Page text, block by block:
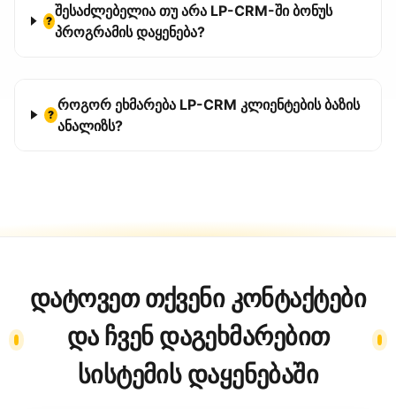
?
შესაძლებელია თუ არა LP-CRM-ში ბონუს
პროგრამის დაყენება?
?
როგორ ეხმარება LP-CRM კლიენტების ბაზის
ანალიზს?
დატოვეთ თქვენი კონტაქტები
და ჩვენ დაგეხმარებით
სისტემის დაყენებაში